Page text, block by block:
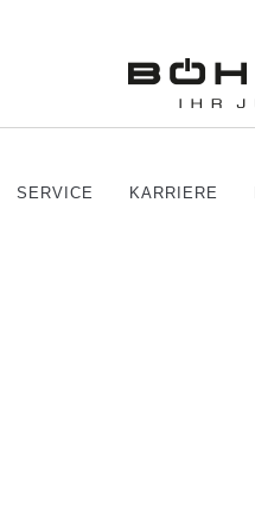
SERVICE KARRIERE